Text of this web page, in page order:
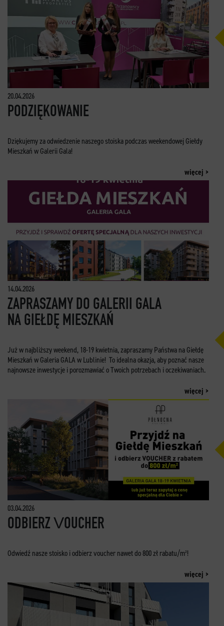
20.04.2026
PODZIĘKOWANIE
Dziękujemy za odwiedzenie naszego stoiska podczas weekendowej Giełdy
Mieszkań w Galerii Gala!
więcej >
14.04.2026
ZAPRASZAMY DO GALERII GALA
NA GIEŁDĘ MIESZKAŃ
Już w najbliższy weekend, 18-19 kwietnia, zapraszamy Państwa na Giełdę
Mieszkań w Galeria GALA w Lublinie! To idealna okazja, aby poznać nasze
najnowsze inwestycje i porozmawiać o Twoich potrzebach i oczekiwaniach.
więcej >
03.04.2026
ODBIERZ VOUCHER
Odwiedź nasze stoisko i odbierz voucher nawet do 800 zł rabatu/m²!
więcej >